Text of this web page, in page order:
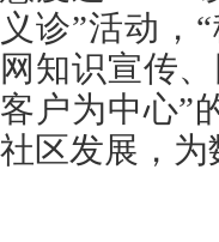
义诊”活动，
网知识宣传
客户为中心”
社区发展，